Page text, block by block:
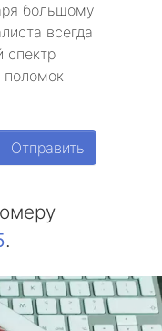
большому
всегда
спектр
поломок
Отправить
.